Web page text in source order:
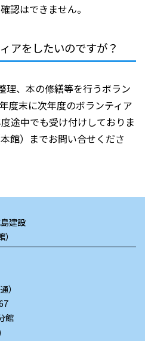
認はできません。
アをしたいのですが？
理、本の修繕等を行うボラン
度末に次年度のボランティア
途中でも受け付けしておりま
館）までお問い合せくださ
建設
）
館